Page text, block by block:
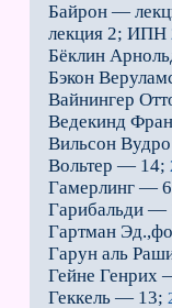
Байрон —
лекция 2; ИПН
Бёклин
Бэкон
Вайнингер
Ведекинд
Вильсон
Вольтер — 14;
Гамерлинг —
Гарибальди —
Гартман
Гарун аль
Гейне Генрих
Геккель — 13;